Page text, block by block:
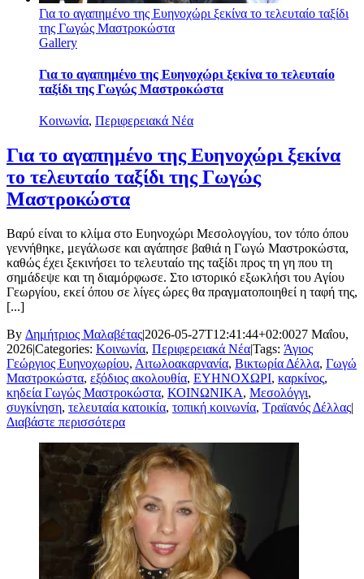
Για το αγαπημένο της Ευηνοχώρι ξεκίνα το τελευταίο ταξίδι
της Γωγώς Μαστροκώστα
Gallery
Για το αγαπημένο της Ευηνοχώρι ξεκίνα το τελευταίο
ταξίδι της Γωγώς Μαστροκώστα
Κοινωνία, Περιφερειακά Νέα
Για το αγαπημένο της Ευηνοχώρι ξεκίνα
το τελευταίο ταξίδι της Γωγώς
Μαστροκώστα
Βαρύ είναι το κλίμα στο Ευηνοχώρι Μεσολογγίου, τον τόπο όπου
γεννήθηκε, μεγάλωσε και αγάπησε βαθιά η Γωγώ Μαστροκώστα,
καθώς έχει ξεκινήσει το τελευταίο της ταξίδι προς τη γη που τη
σημάδεψε και τη διαμόρφωσε. Στο ιστορικό εξωκλήσι του Αγίου
Γεωργίου, εκεί όπου σε λίγες ώρες θα πραγματοποιηθεί η ταφή της,
[...]
By Δημήτριος Μαλαβέτας|2026-05-27T12:41:44+02:0027 Μαΐου,
2026|Categories: Κοινωνία, Περιφερειακά Νέα|Tags: Άγιος
Γεώργιος Ευηνοχωρίου, Αιτωλοακαρνανία, Βικτωρία Δέλλα, Γωγώ
Μαστροκώστα, εξόδιος ακολουθία, ΕΥΗΝΟΧΩΡΙ, καρκίνος,
κηδεία Γωγώς Μαστροκώστα, ΚΟΙΝΩΝΙΚΑ, Μεσολόγγι,
συγκίνηση, τελευταία κατοικία, τοπική κοινωνία, Τραϊανός Δέλλας|
Διαβάστε περισσότερα